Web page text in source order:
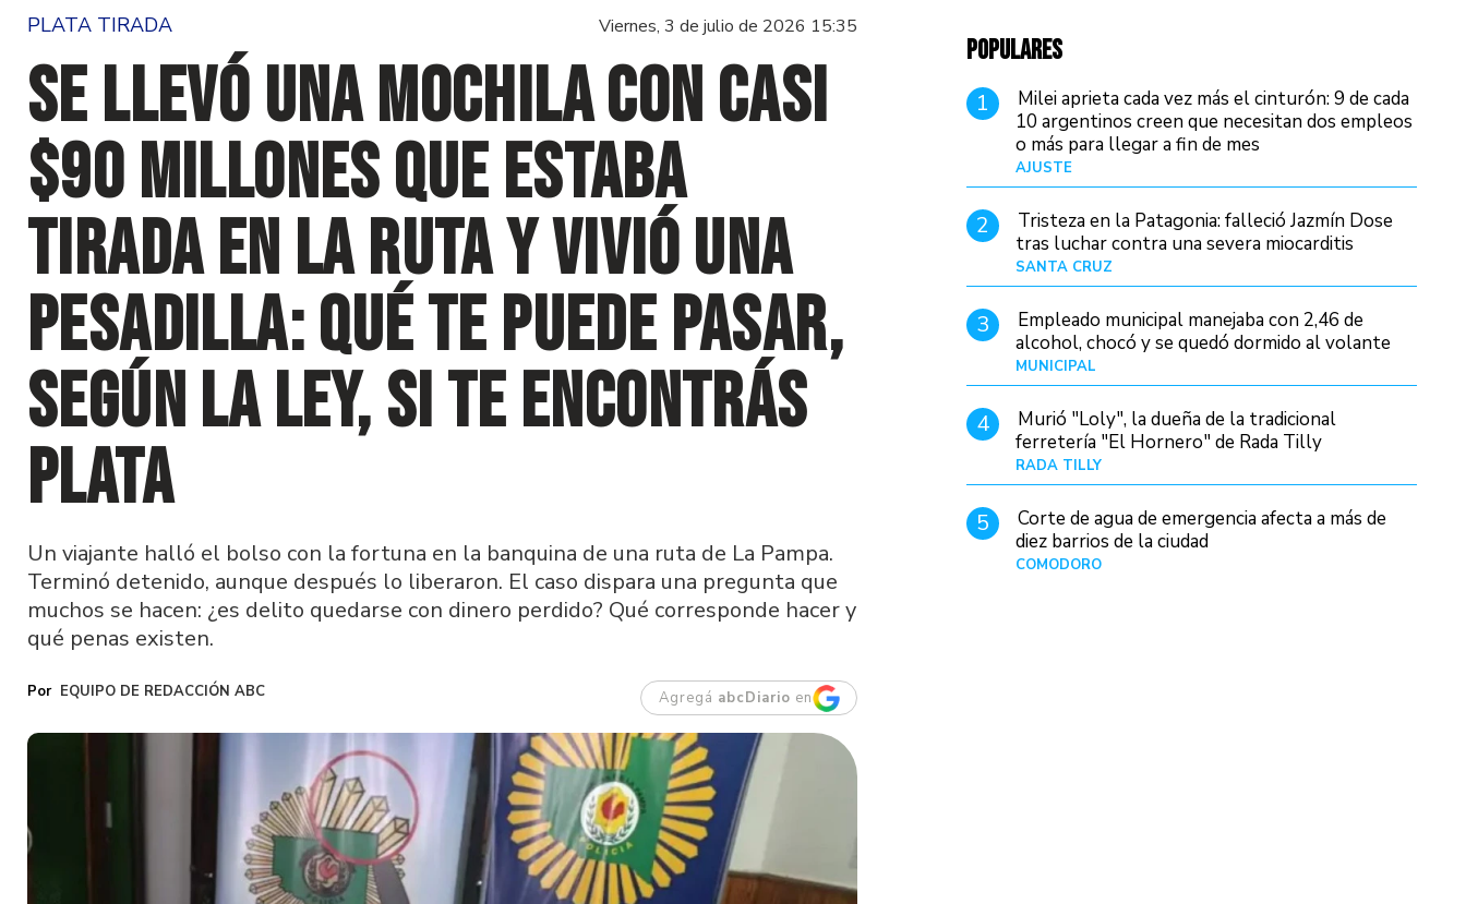
PLATA TIRADA Viernes, 3 de julio de 2026 15:35
Se llevó una mochila con casi
$90 millones que estaba
tirada en la ruta y vivió una
pesadilla: qué te puede pasar,
según la ley, si te encontrás
plata
Un viajante halló el bolso con la fortuna en la banquina de una ruta de La Pampa.
Terminó detenido, aunque después lo liberaron. El caso dispara una pregunta que
muchos se hacen: ¿es delito quedarse con dinero perdido? Qué corresponde hacer y
qué penas existen.
EQUIPO DE REDACCIÓN ABC Agregá abcDiario en
POPULARES
1
Milei aprieta cada vez más el cinturón: 9 de cada
10 argentinos creen que necesitan dos empleos
o más para llegar a fin de mes
AJUSTE
2
Tristeza en la Patagonia: falleció Jazmín Dose
tras luchar contra una severa miocarditis
SANTA CRUZ
3
Empleado municipal manejaba con 2,46 de
alcohol, chocó y se quedó dormido al volante
MUNICIPAL
4
Murió "Loly", la dueña de la tradicional
ferretería "El Hornero" de Rada Tilly
RADA TILLY
5
Corte de agua de emergencia afecta a más de
diez barrios de la ciudad
COMODORO